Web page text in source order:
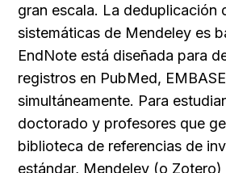
gran escala. La deduplicación
sistemáticas de Mendeley es
EndNote está diseñada para
registros en PubMed,
simultáneamente. Para
doctorado y profesores que
biblioteca de referencias de
estándar, Mendeley (o Zotero)